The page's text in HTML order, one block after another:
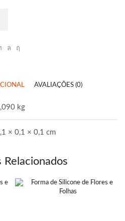
AVALIAÇÕES (0)
kg
× 0,1 × 0,1 cm
Relacionados